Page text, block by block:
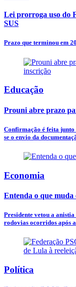
Lei prorroga uso do
SUS
Prazo que terminou em
Educação
Prouni abre prazo
Confirmação é feita
se o envio da
Economia
Entenda o que
Presidente vetou a
rodovias ocorridos após
Política